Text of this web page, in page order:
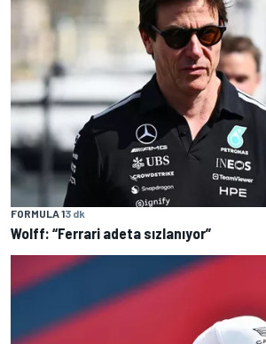
FORMULA 13 dk
Wolff: “Ferrari adeta sızlanıyor”